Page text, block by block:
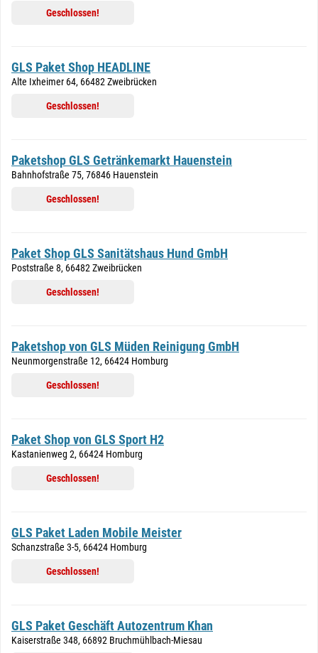
Geschlossen!
GLS Paket Shop HEADLINE
Alte Ixheimer 64, 66482 Zweibrücken
Geschlossen!
Paketshop GLS Getränkemarkt Hauenstein
Bahnhofstraße 75, 76846 Hauenstein
Geschlossen!
Paket Shop GLS Sanitätshaus Hund GmbH
Poststraße 8, 66482 Zweibrücken
Geschlossen!
Paketshop von GLS Müden Reinigung GmbH
Neunmorgenstraße 12, 66424 Homburg
Geschlossen!
Paket Shop von GLS Sport H2
Kastanienweg 2, 66424 Homburg
Geschlossen!
GLS Paket Laden Mobile Meister
Schanzstraße 3-5, 66424 Homburg
Geschlossen!
GLS Paket Geschäft Autozentrum Khan
Kaiserstraße 348, 66892 Bruchmühlbach-Miesau